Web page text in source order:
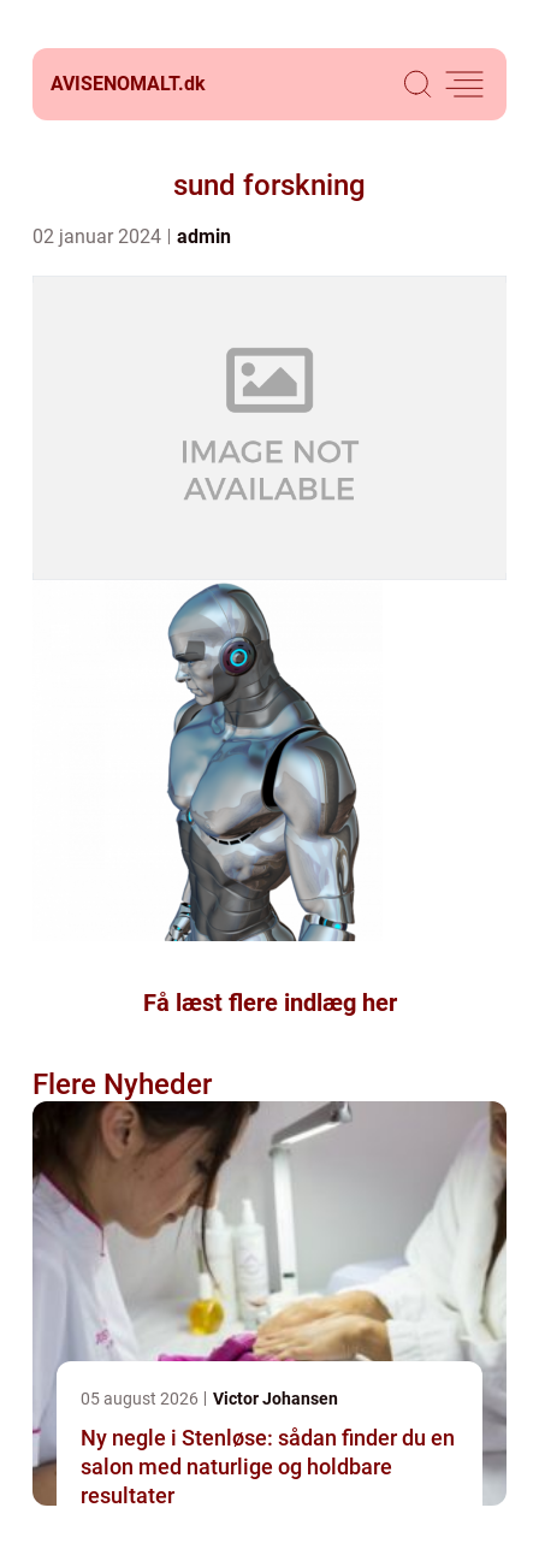
AVISENOMALT.dk
sund forskning
02 januar 2024 admin
Få læst flere indlæg her
Flere Nyheder
05 august 2026 Victor Johansen
Ny negle i Stenløse: sådan finder du en
salon med naturlige og holdbare
resultater